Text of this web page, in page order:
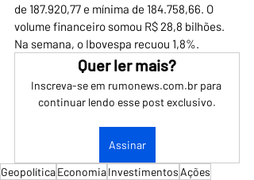
de 187.920,77 e mínima de 184.758,66. O
volume financeiro somou R$ 28,8 bilhões.
Na semana, o Ibovespa recuou 1,8%.
Quer ler mais?
Inscreva-se em rumonews.com.br para
continuar lendo esse post exclusivo.
Assinar
GeopolíticaEconomiaInvestimentosAções